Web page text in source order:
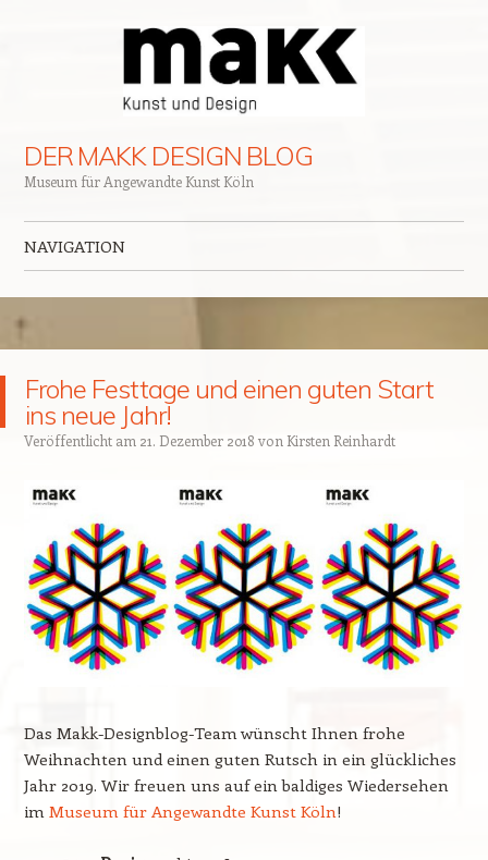
DER MAKK DESIGN BLOG
Museum für Angewandte Kunst Köln
NAVIGATION
Frohe Festtage und einen guten Start
ins neue Jahr!
Veröffentlicht am 21. Dezember 2018 von Kirsten Reinhardt
Das Makk-Designblog-Team wünscht Ihnen frohe
Weihnachten und einen guten Rutsch in ein glückliches
Jahr 2019. Wir freuen uns auf ein baldiges Wiedersehen
im Museum für Angewandte Kunst Köln!